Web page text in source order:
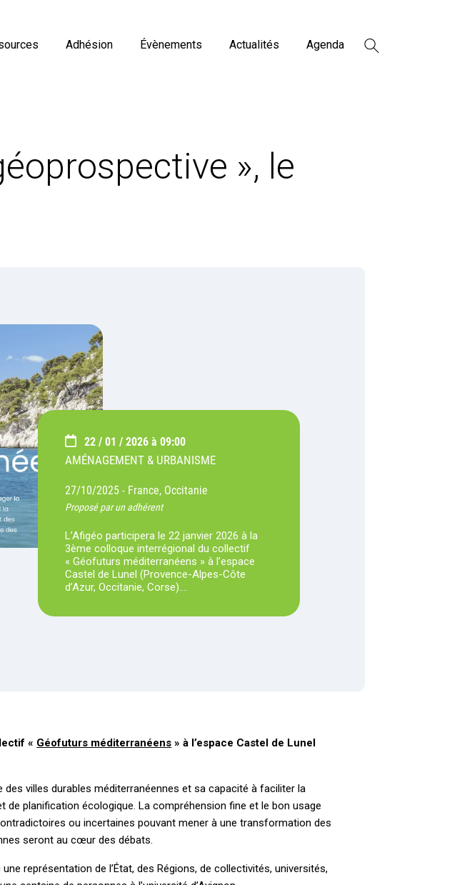
Adhésion Évènements Actualités Agenda
», le
22 / 01 / 2026 à 09:00
AMÉNAGEMENT & URBANISME
27/10/2025 - France, Occitanie
Proposé par un adhérent
L’Afigéo participera le 22 janvier 2026 à la
3ème colloque interrégional du collectif
« Géofuturs méditerranéens » à l’espace
Castel de Lunel (Provence-Alpes-Côte
d’Azur, Occitanie, Corse).…
« Géofuturs méditerranéens » à l’espace Castel de Lunel
villes durables méditerranéennes et sa capacité à faciliter la
planification écologique. La compréhension fine et le bon usage
ou incertaines pouvant mener à une transformation des
seront au cœur des débats.
représentation de l’État, des Régions, de collectivités, universités,